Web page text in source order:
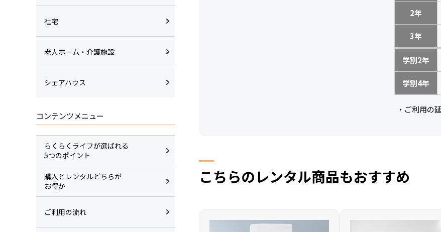
2年
3年
学割2年
学割4年
・ご利用の
こちらのレンタル商品もおすすめ
社宅
老人ホーム・介護施設
シェアハウス
コンテンツメニュー
らくらくライフが選ばれる
5つのポイント
購入とレンタルどちらが
お得か
ご利用の流れ